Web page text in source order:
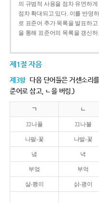
의 규범적 사용을 점차 유연하
점차 확대되고 있다. 이를 반영
로 표준어 추가 목록을 발표하
을 통해 표준어의 목록을 갱신
제1절 자음
제3항 다음 단어들은 거센소리
준어로 삼고, ㄴ을 버림.)
ㄱ ㄴ
끄나풀 끄나불
나팔-꽃 나발-꽃
녘 녁
부엌 부억
살-쾡이 삵-괭이